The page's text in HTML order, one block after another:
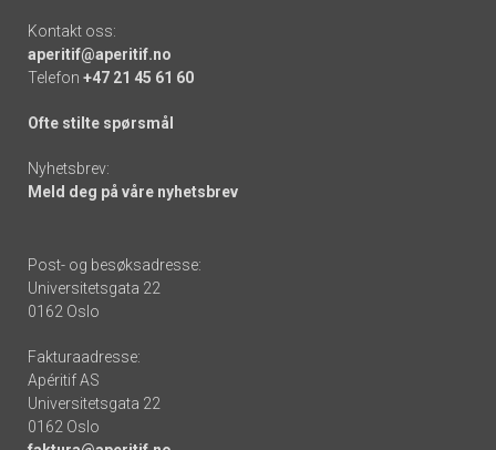
Kontakt oss:
aperitif@aperitif.no
Telefon +47 21 45 61 60
Ofte stilte spørsmål
Nyhetsbrev:
Meld deg på våre nyhetsbrev
Post- og besøksadresse:
Universitetsgata 22
0162 Oslo
Fakturaadresse:
Apéritif AS
Universitetsgata 22
0162 Oslo